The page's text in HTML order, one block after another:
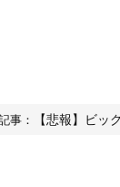
事： 【悲報】ビッ